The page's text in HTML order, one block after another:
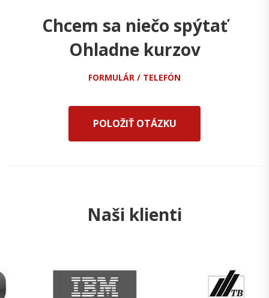
Chcem sa niečo spýtať
Ohladne kurzov
FORMULÁR / TELEFÓN
POLOŽIŤ OTÁZKU
Naši klienti